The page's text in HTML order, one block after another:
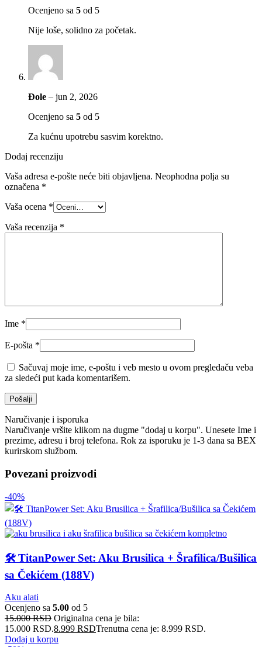
Ocenjeno sa 5 od 5
Nije loše, solidno za početak.
Đole – jun 2, 2026
Ocenjeno sa 5 od 5
Za kućnu upotrebu sasvim korektno.
Dodaj recenziju
Vaša adresa e-pošte neće biti objavljena. Neophodna polja su
označena *
Vaša ocena *
Vaša recenzija *
Ime *
E-pošta *
Sačuvaj moje ime, e-poštu i veb mesto u ovom pregledaču veba
za sledeći put kada komentarišem.
Naručivanje i isporuka
Naručivanje vršite klikom na dugme "dodaj u korpu". Unesete Ime i
prezime, adresu i broj telefona. Rok za isporuku je 1-3 dana sa BEX
kurirskom službom.
Povezani proizvodi
-40%
🛠️ TitanPower Set: Aku Brusilica + Šrafilica/Bušilica
sa Čekićem (188V)
Aku alati
Ocenjeno sa 5.00 od 5
15.000RSD Originalna cena je bila:
15.000 RSD.8.999 RSDTrenutna cena je: 8.999 RSD.
Dodaj u korpu